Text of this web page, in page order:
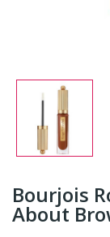
Bourjois
About